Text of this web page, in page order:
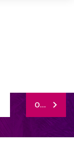
ODEBÍRAT